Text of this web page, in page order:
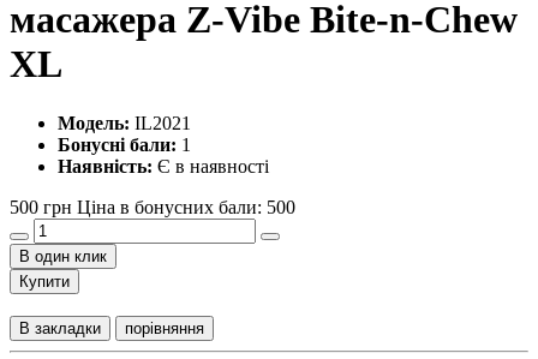
масажера Z-Vibe Bite-n-Chew
XL
Модель: IL2021
Бонусні бали: 1
Наявність: Є в наявності
500 грн Ціна в бонусних бали: 500
В один клик
Купити
В закладки порівняння